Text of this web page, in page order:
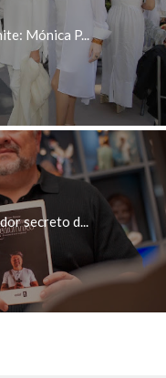
Mónica P...
secreto d...